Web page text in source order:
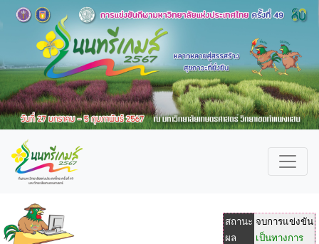
สถานะ จบการแข่งขัน
ผล
เป็นทางการ